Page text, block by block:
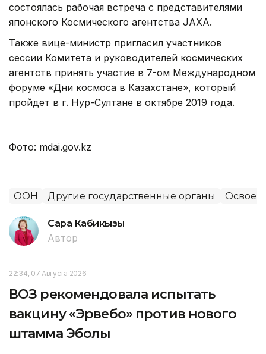
состоялась рабочая встреча с представителями
японского Космического агентства JAXA.
Также вице-министр пригласил участников
сессии Комитета и руководителей космических
агентств принять участие в 7-ом Международном
форуме «Дни космоса в Казахстане», который
пройдет в г. Нур-Султане в октябре 2019 года.
Фото: mdai.gov.kz
ООН Другие государственные органы
Сара Кабикызы
Автор
22:34, 07 Августа 2026
ВОЗ рекомендовала испытать
вакцину «Эрвебо» против нового
штамма Эболы